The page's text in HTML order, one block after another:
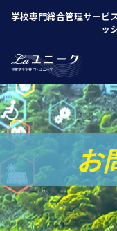
学校専門総合管理サービ
ッ
お